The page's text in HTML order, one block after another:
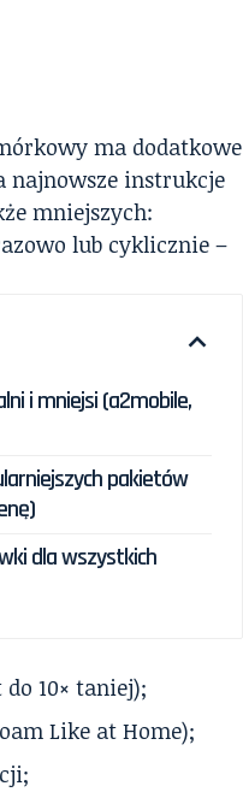
ma dodatkowe
najnowsze instrukcje
mniejszych:
lub cyklicznie –
i mniejsi (a2mobile,
pakietów
dla wszystkich
10× taniej);
Like at Home);